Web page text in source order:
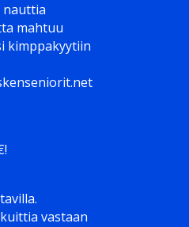
nauttia
mahtuu
kimppakyytiin
vastaan